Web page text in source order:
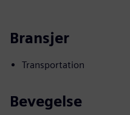
Bransjer
Transportation
Bevegelse